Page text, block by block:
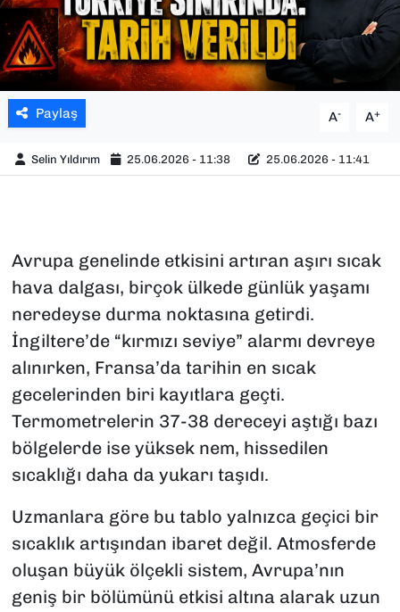
Paylaş A- A+
Selin Yıldırım 25.06.2026 - 11:38 25.06.2026 - 11:41
Avrupa genelinde etkisini artıran aşırı sıcak
hava dalgası, birçok ülkede günlük yaşamı
neredeyse durma noktasına getirdi.
İngiltere’de “kırmızı seviye” alarmı devreye
alınırken, Fransa’da tarihin en sıcak
gecelerinden biri kayıtlara geçti.
Termometrelerin 37-38 dereceyi aştığı bazı
bölgelerde ise yüksek nem, hissedilen
sıcaklığı daha da yukarı taşıdı.
Uzmanlara göre bu tablo yalnızca geçici bir
sıcaklık artışından ibaret değil. Atmosferde
oluşan büyük ölçekli sistem, Avrupa’nın
geniş bir bölümünü etkisi altına alarak uzun